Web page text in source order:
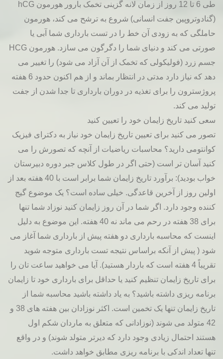
طی 6 تا 12 روز از زمان لانه گزینی تخمک بارور هورمون hCG
(گنادوتروپین جفت انسانی) شروع به ترشح می کند، هورمون
حاملگی که به زودی آن خط را در تست بارداری شما آبی یا
صورتی می کند و دنیای شما را دگرگون می سازد. هورمون HCG
جسم زرد (فولیکولی که تخمک از آن آزاد می شود) را تغییر می
دهد که نیاز دارد مدتی در انتظار بماند و از هم اکنون حدود 6 هفته
پروژسترون را برای تغذیه در دوران بارداری تا جدا شدن از جفت
تولید می کند.
سعی کنید تاریخ زایمان خود را تعیین کنید
تصور می کنید برای تعیین تاریخ زایمان خود نیاز به دکترای فیزیک
کوانتومی دارید؟ محاسبات ریاضیات از آنچه که تصورش را می
کنید آسان تر است (حتی اگر در طول کلاس جبر دوره دبیرستان
خواب بودید): برآورد تاریخ زایمان شما برابر است با 40 هفته بعد از
اولین روز از آخرین قاعدگی. خیلی ساده است؟ یک موضوع گیج
کننده وجود دارد. اگر شما در آن روز زایمان کنید نوزاد شما تنها
برای 38 هفته در رحم می ماند نه 40 هفته. این موضوع به دلیل
اینست که محاسبه بارداری دو هفته پیش از بارداری شما آغاز می
شود ( پیش از آنکه براساس نتیجه تست بارداری متوجه شوید
تقریباً 4 هفته است که باردار هستید). آیا می خواهید ساعت تان را
برای تاریخ زایمان تنظیم کنید یا حداقل برای بارداری خود تا زایمان
برنامه ریزی داشته باشید؟ به یاد داشته باشید محاسبه شما از
تاریخ زایمان تنها یک تخمین است. اکثر نوزادان بین هفته های 38 و
42 متولد می شوند (نوزادانی که متعلق به ماردان شکم اول
هستند احتمال زیادی وجود دارد که دیرتر متولد شوند) و در واقع
تنها تعداد اندکی با برنامه ریزی مطابق خواهد داشت.